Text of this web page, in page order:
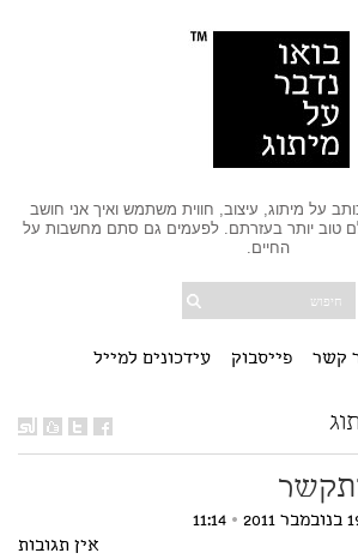
על מיתוג, עיצוב, חווית משתמש ואיך אני חושב
טוב יותר בעזרתם. לפעמים גם סתם מחשבות על
החיים.
קשר פייסבוק עידכונים למייל
2011
•
11:14
אין תגובות